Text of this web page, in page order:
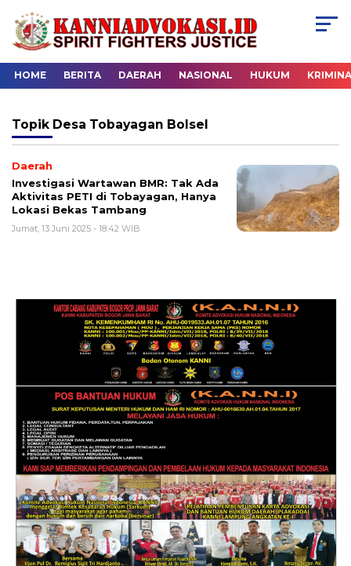
HOME BERITA DAERAH NASIONAL HUKUM
Topik Desa Tobayagan Bolsel
Daerah
Investigasi Wartawan BMR: Tak Ada
Aktivitas PETI di Tobayagan, Hanya
Lokasi Bekas Tambang
Jumat, 13 Juni 2025 - 18:42 WIB